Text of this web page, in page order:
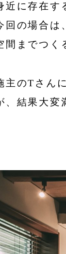
近に存在す
回の場合は
間までつく
主のTさん
、結果大変